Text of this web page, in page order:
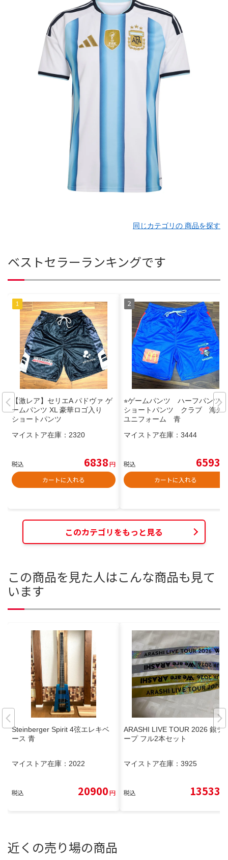
同じカテゴリの 商品を探す
ベストセラーランキングです
【激レア】セリエA パドヴァ ゲ
ームパンツ XL 豪華ロゴ入り
ショートパンツ
マイストア在庫： 2320
税込 6838円
カートに入れる
⭐︎ゲームパンツ ハーフパンツ
ショートパンツ クラブ 海外
ユニフォーム 青
マイストア在庫： 3444
税込 6593
カートに入れる
このカテゴリをもっと見る
この商品を見た人はこんな商品も見て
います
Steinberger Spirit 4弦エレキベ
ース 青
マイストア在庫： 2022
税込 20900円
ARASHI LIVE TOUR 2026 銀テ
ープ フル2本セット
マイストア在庫： 3925
税込 13533
近くの売り場の商品